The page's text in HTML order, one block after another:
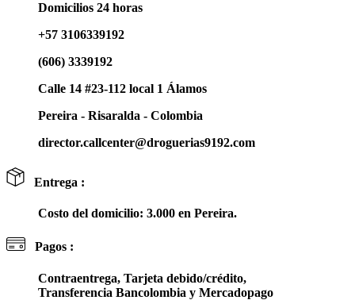
Domicilios 24 horas
+57 3106339192
(606) 3339192
Calle 14 #23-112 local 1 Álamos
Pereira - Risaralda - Colombia
director.callcenter@droguerias9192.com
Entrega :
Costo del domicilio: 3.000 en Pereira.
Pagos :
Contraentrega, Tarjeta debido/crédito,
Transferencia Bancolombia y Mercadopago